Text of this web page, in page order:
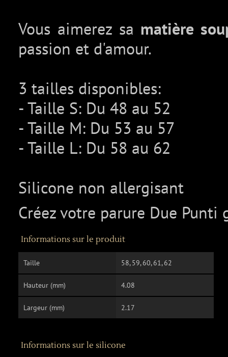
Vous aimerez sa matière
passion et d'amour.
3 tailles disponibles:
- Taille S: Du 48 au 52
- Taille M: Du 53 au 57
- Taille L: Du 58 au 62
Silicone non allergisant
Créez votre parure Due Punti
Informations sur le produit
Taille 58, 59, 60, 61, 62
Hauteur (mm) 4.08
Largeur (mm) 2.17
Informations sur le silicone